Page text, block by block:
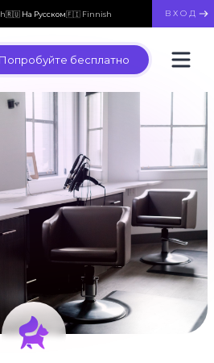
🇷🇺 На Русском🇫🇮 Finnish ВХОД
Попробуйте бесплатно